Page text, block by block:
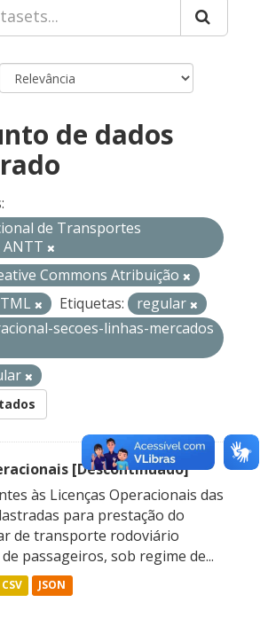
de dados
de Transportes
Commons Atribuição
Etiquetas:
regular
secoes-linhas-mercados
[Descontinuado]
às Licenças Operacionais das
para prestação do
de transporte rodoviário
passageiros, sob regime de...
CSV JSON